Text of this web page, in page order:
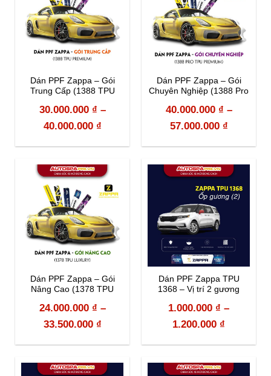
Dán PPF Zappa – Gói
Trung Cấp (1388 TPU
30.000.000 ₫ –
40.000.000 ₫
Dán PPF Zappa – Gói
Chuyên Nghiệp (1388 Pro
40.000.000 ₫ –
57.000.000 ₫
Dán PPF Zappa – Gói
Nâng Cao (1378 TPU
24.000.000 ₫ –
33.500.000 ₫
Dán PPF Zappa TPU
1368 – Vị trí 2 gương
1.000.000 ₫ –
1.200.000 ₫